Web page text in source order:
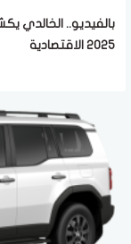
2025 الاقتصادية